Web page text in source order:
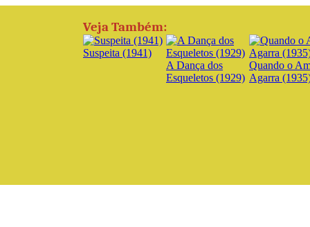
Veja Também:
Suspeita (1941)
A Dança dos
Esqueletos (1929)
Quando o
Agarra